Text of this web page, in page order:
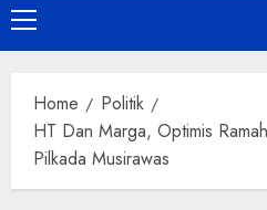
Primary
Menu
Home
Politik
HT Dan Marga, Optimis
Pilkada Musirawas